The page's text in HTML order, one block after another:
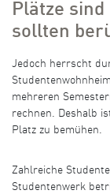
Plätze
sollten
Jedoch herrscht
mehreren
rechnen. Deshalb
Platz zu bemühen.
Zahlreiche
Studentenwerk